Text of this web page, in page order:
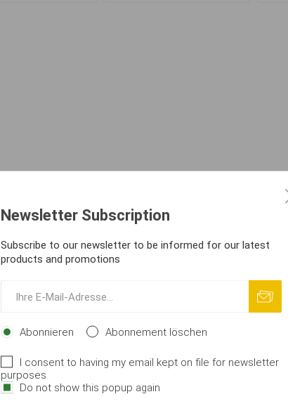
Newsletter Subscription
Subscribe to our newsletter to be informed for our latest
products and promotions
Abonnieren Abonnement löschen
I consent to having my email kept on file for newsletter
purposes
Do not show this popup again